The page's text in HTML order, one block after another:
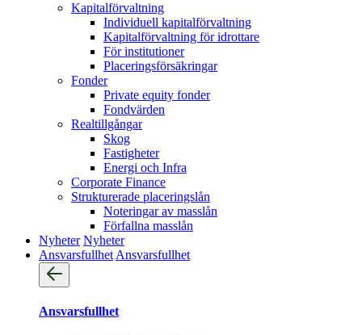
Kapitalförvaltning
Individuell kapitalförvaltning
Kapitalförvaltning för idrottare
För institutioner
Placeringsförsäkringar
Fonder
Private equity fonder
Fondvärden
Realtillgångar
Skog
Fastigheter
Energi och Infra
Corporate Finance
Strukturerade placeringslån
Noteringar av masslån
Förfallna masslån
Nyheter Nyheter
Ansvarsfullhet Ansvarsfullhet
Ansvarsfullhet